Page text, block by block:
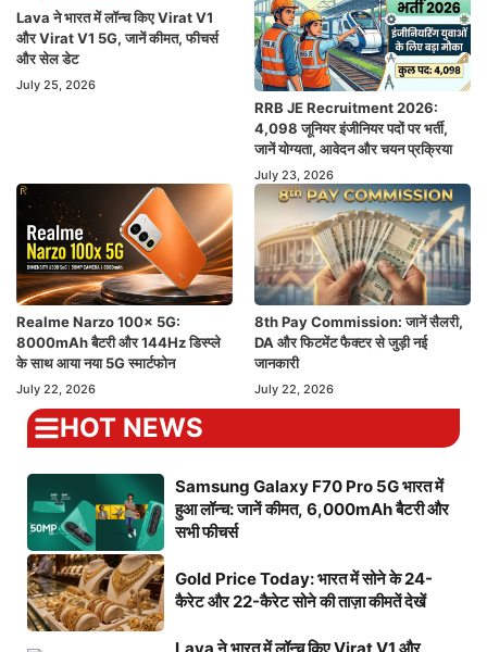
Lava ने भारत में लॉन्च किए Virat V1
और Virat V1 5G, जानें कीमत, फीचर्स
और सेल डेट
July 25, 2026
RRB JE Recruitment 2026:
4,098 जूनियर इंजीनियर पदों पर भर्ती,
जानें योग्यता, आवेदन और चयन प्रक्रिया
July 23, 2026
Realme Narzo 100x 5G:
8000mAh बैटरी और 144Hz डिस्प्ले
के साथ आया नया 5G स्मार्टफोन
July 22, 2026
8th Pay Commission: जानें सैलरी,
DA और फिटमेंट फैक्टर से जुड़ी नई
जानकारी
July 22, 2026
HOT NEWS
Samsung Galaxy F70 Pro 5G भारत में
हुआ लॉन्च: जानें कीमत, 6,000mAh बैटरी और
सभी फीचर्स
Gold Price Today: भारत में सोने के 24-
कैरेट और 22-कैरेट सोने की ताज़ा कीमतें देखें